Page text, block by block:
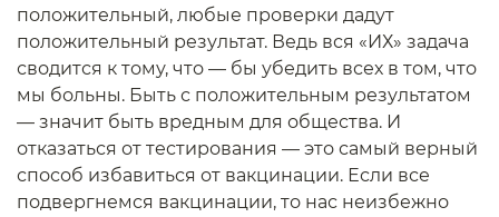
положительный, любые проверки дадут
положительный результат. Ведь вся «ИХ» задача
сводится к тому, что — бы убедить всех в том, что
мы больны. Быть с положительным результатом
— значит быть вредным для общества. И
отказаться от тестирования — это самый верный
способ избавиться от вакцинации. Если все
подвергнемся вакцинации, то нас неизбежно